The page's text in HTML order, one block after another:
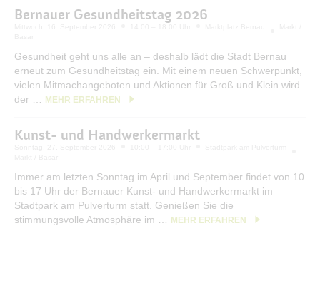
Bürgerservice
Bürgerinformation
Stadtverwaltung
Bernauer Gesundheitstag 2026
Gesundheit geht uns alle an – deshalb lädt die Stadt Bernau
erneut zum Gesundheitstag ein. Mit einem neuen Schwerpunkt,
vielen Mitmachangeboten und Aktionen für Groß und Klein wird
der …
MEHR ERFAHREN
Kunst- und Handwerkermarkt
Immer am letzten Sonntag im April und September findet von 10
bis 17 Uhr der Bernauer Kunst- und Handwerkermarkt im
Stadtpark am Pulverturm statt. Genießen Sie die
stimmungsvolle Atmosphäre im …
MEHR ERFAHREN